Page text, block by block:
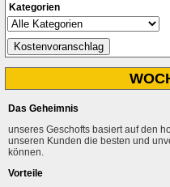
Kategorien
Das Geheimnis
unseres Geschofts basiert auf den
unseren Kunden die besten und
können.
Vorteile